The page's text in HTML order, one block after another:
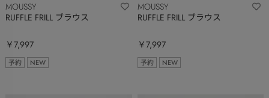
MOUSSY
RUFFLE FRILL ブラウス
￥7,997
予約 NEW
MOUSSY
RUFFLE FRILL ブラウス
￥7,997
予約 NEW